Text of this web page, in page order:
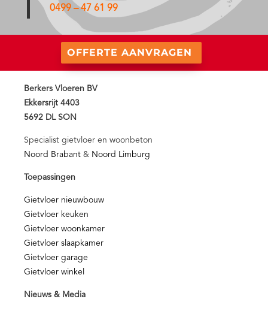
0499 – 47 61 99
OFFERTE AANVRAGEN
Berkers Vloeren BV
Ekkersrijt 4403
5692 DL SON
Specialist gietvloer en woonbeton
Noord Brabant & Noord Limburg
Toepassingen
Gietvloer nieuwbouw
Gietvloer keuken
Gietvloer woonkamer
Gietvloer slaapkamer
Gietvloer garage
Gietvloer winkel
Nieuws & Media